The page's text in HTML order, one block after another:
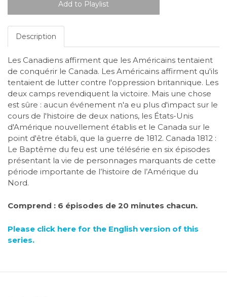
Description
Les Canadiens affirment que les Américains tentaient
de conquérir le Canada. Les Américains affirment qu'ils
tentaient de lutter contre l'oppression britannique. Les
deux camps revendiquent la victoire. Mais une chose
est sûre : aucun événement n'a eu plus d'impact sur le
cours de l'histoire de deux nations, les États-Unis
d'Amérique nouvellement établis et le Canada sur le
point d'être établi, que la guerre de 1812. Canada 1812 :
Le Baptême du feu est une télésérie en six épisodes
présentant la vie de personnages marquants de cette
période importante de l’histoire de l’Amérique du
Nord.
Comprend : 6 épisodes de 20 minutes chacun.
Please click here for the English version of this
series.